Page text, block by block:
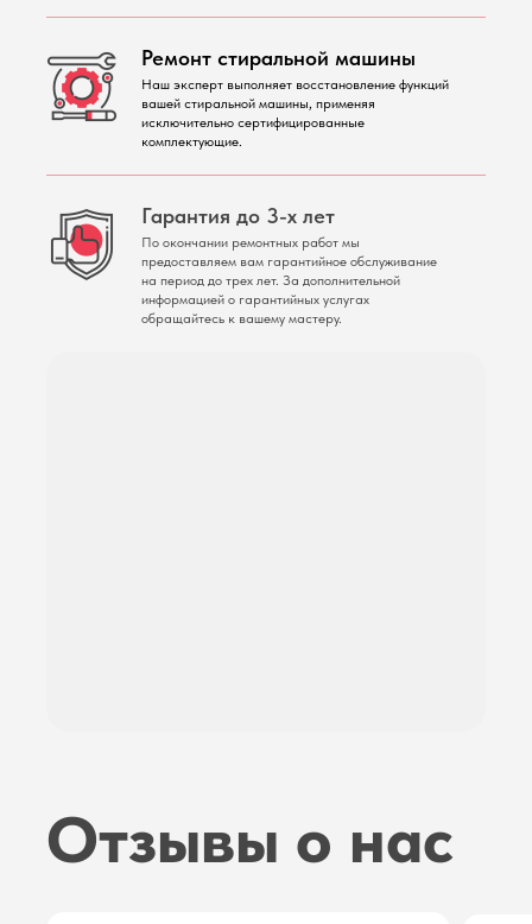
Ремонт стиральной машины
Наш эксперт выполняет восстановление функций
вашей стиральной машины, применяя
исключительно сертифицированные
комплектующие.
Гарантия до 3-х лет
По окончании ремонтных работ мы
предоставляем вам гарантийное обслуживание
на период до трех лет. За дополнительной
информацией о гарантийных услугах
обращайтесь к вашему мастеру.
Отзывы о нас